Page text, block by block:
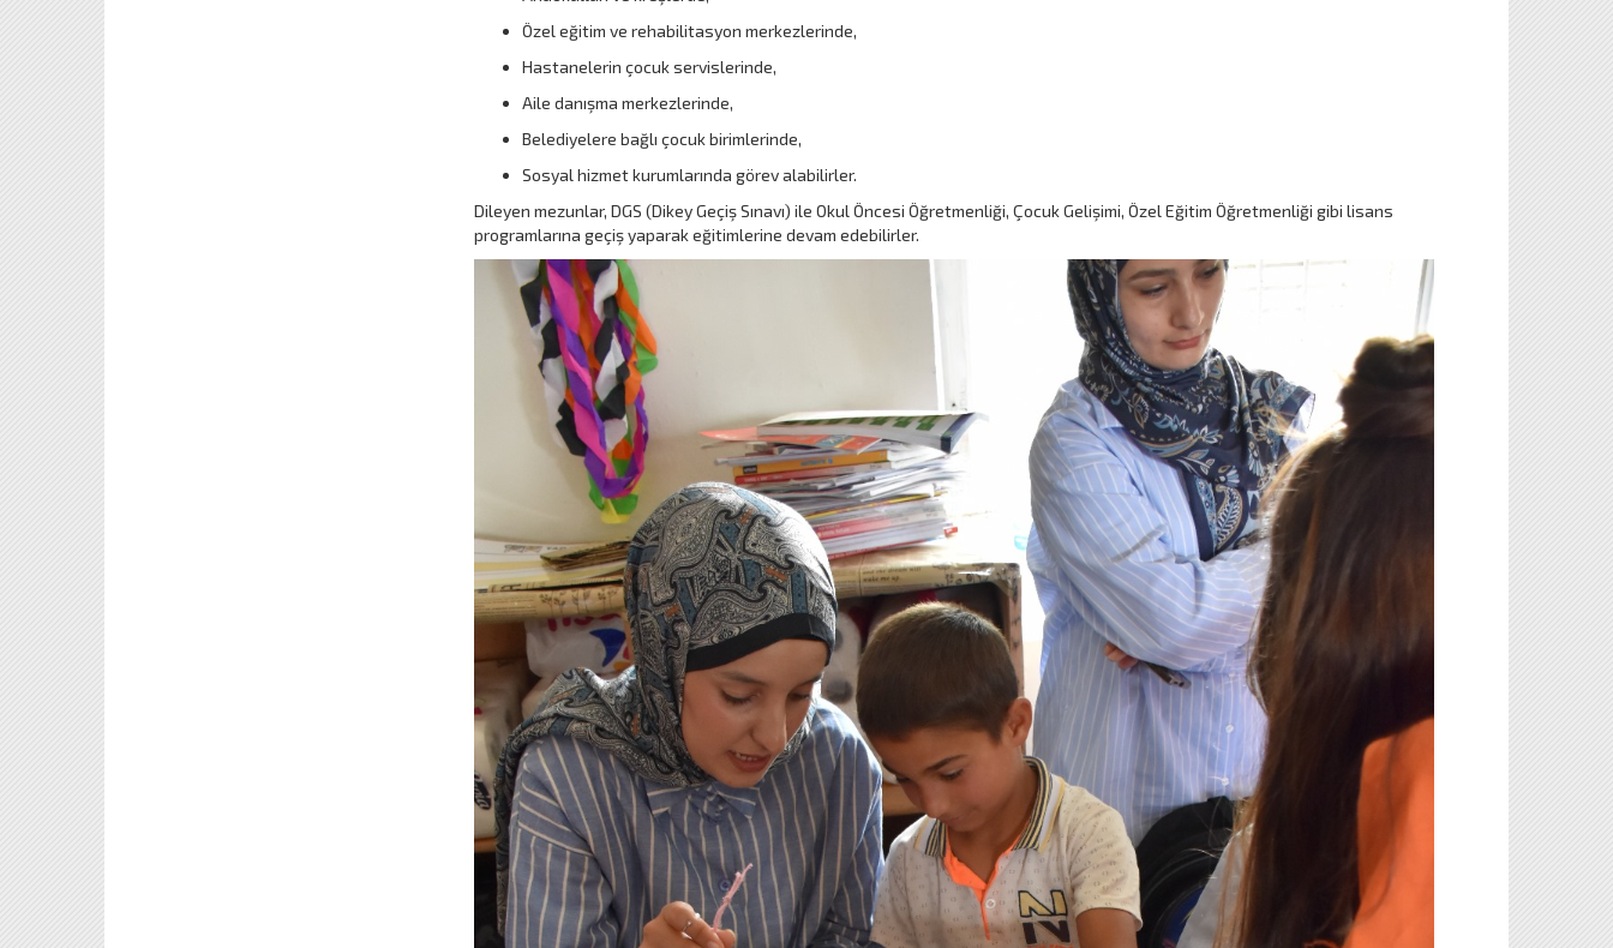
Özel eğitim ve rehabilitasyon merkezlerinde,
Hastanelerin çocuk servislerinde,
Aile danışma merkezlerinde,
Belediyelere bağlı çocuk birimlerinde,
Sosyal hizmet kurumlarında görev alabilirler.
Dileyen mezunlar, DGS (Dikey Geçiş Sınavı) ile Okul Öncesi Öğretmenliği, Çocuk Gelişimi, Özel Eğitim Öğretmenliği gibi lisans
programlarına geçiş yaparak eğitimlerine devam edebilirler.